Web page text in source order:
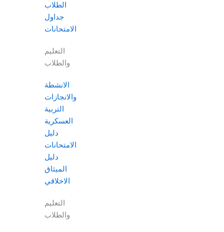
الطلاب
جداول
الامتحانات
التعليم
والطلاب
الانشطة
والانجازات
التربية
العسكرية
دليل
الامتحانات
دليل
الميثاق
الاخلاقي
التعليم
والطلاب